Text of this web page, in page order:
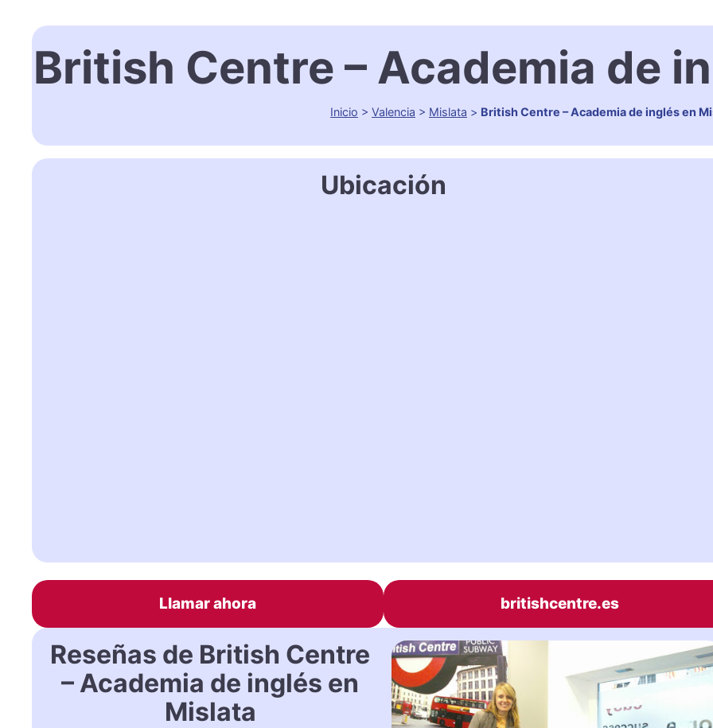
British Centre – Academia de
Inicio > Valencia > Mislata > British Centre – Academia de inglés en
Ubicación
Llamar ahora britishcentre.es
Reseñas de British Centre
– Academia de inglés en
Mislata